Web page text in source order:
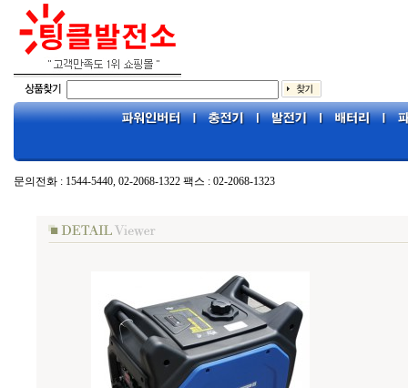
문의전화 : 1544-5440, 02-2068-1322 팩스 : 02-2068-1323